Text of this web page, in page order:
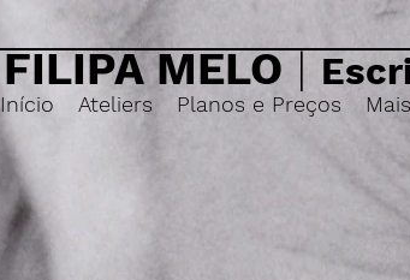
FILIPA MELO |
Início Ateliers Planos e Preços Mais